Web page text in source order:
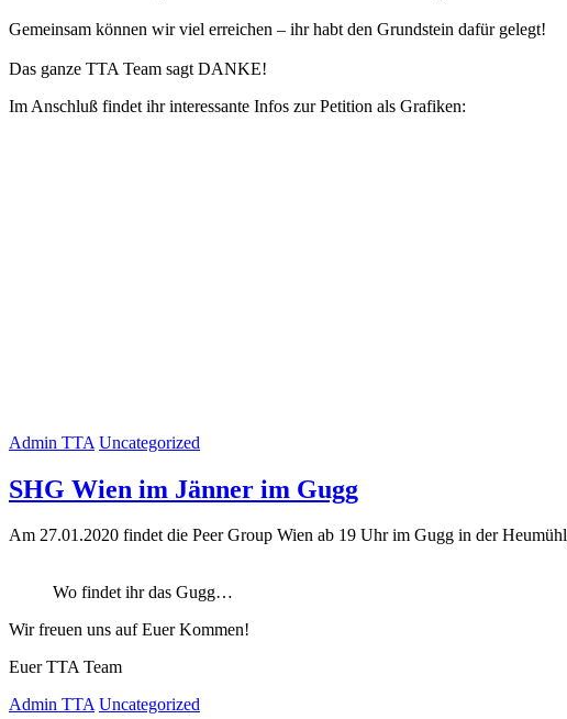
Gemeinsam können wir viel erreichen – ihr habt den Grundstein dafür gelegt!
Das ganze TTA Team sagt DANKE!
Im Anschluß findet ihr interessante Infos zur Petition als Grafiken:
Admin TTA Uncategorized
SHG Wien im Jänner im Gugg
Am 27.01.2020 findet die Peer Group Wien ab 19 Uhr im Gugg in der
Wo findet ihr das Gugg…
Wir freuen uns auf Euer Kommen!
Euer TTA Team
Admin TTA Uncategorized